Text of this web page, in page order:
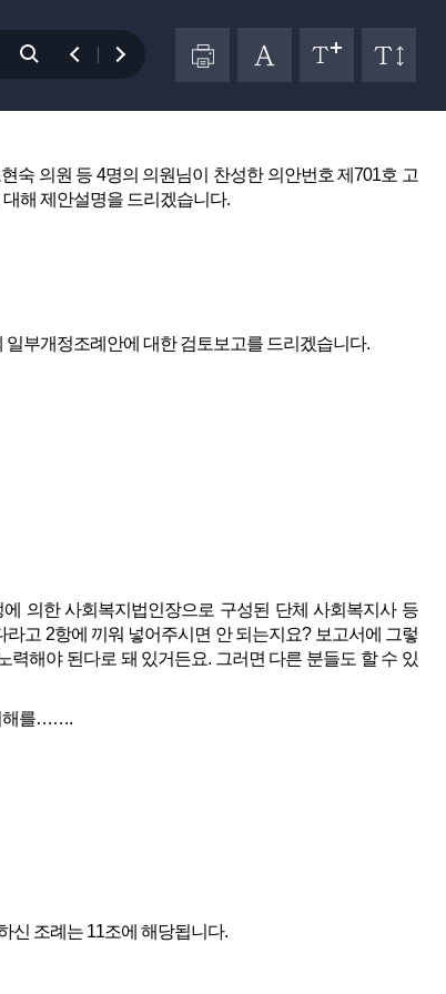
한 제안설명을 해 주시기 바랍니다.
숙 의원 등 4명의 의원님이 찬성한 의안번호 제701호 고
해 제안설명을 드리겠습니다.
부개정조례안에 대한 검토보고를 드리겠습니다.
의한 사회복지법인장으로 구성된 단체 사회복지사 등
고 2항에 끼워 넣어주시면 안 되는지요? 보고서에 그렇
해야 된다로 돼 있거든요. 그러면 다른 분들도 할 수 있
해를…….
신 조례는 11조에 해당됩니다.